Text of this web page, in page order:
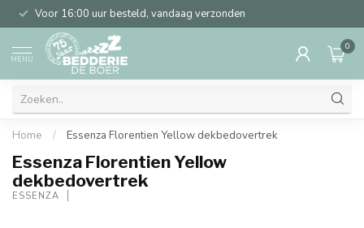
Voor 16:00 uur besteld, vandaag verzonden
MENU
0
Home / Essenza Florentien Yellow dekbedovertrek
Essenza Florentien Yellow
dekbedovertrek
ESSENZA